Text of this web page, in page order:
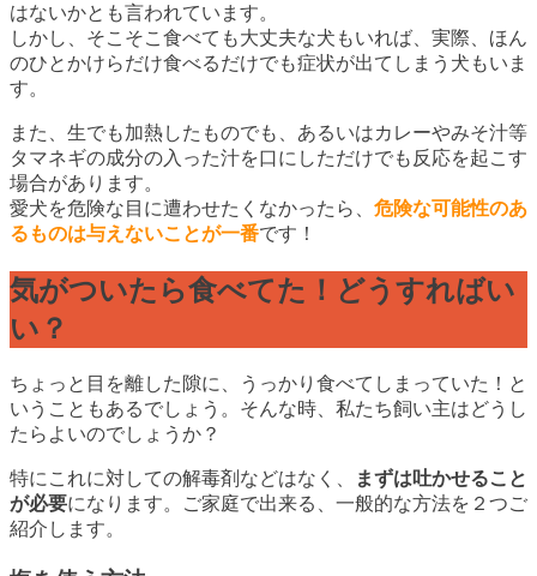
はないかとも言われています。
しかし、そこそこ食べても大丈夫な犬もいれば、実際、ほん
のひとかけらだけ食べるだけでも症状が出てしまう犬もいま
す。
また、生でも加熱したものでも、あるいはカレーやみそ汁等
タマネギの成分の入った汁を口にしただけでも反応を起こす
場合があります。
愛犬を危険な目に遭わせたくなかったら、 危険な可能性のあ
るものは与えないことが一番です！
気がついたら食べてた！どうすればい
い？
ちょっと目を離した隙に、うっかり食べてしまっていた！と
いうこともあるでしょう。そんな時、私たち飼い主はどうし
たらよいのでしょうか？
特にこれに対しての解毒剤などはなく、
まずは吐かせること
が必要になります。ご家庭で出来る、一般的な方法を２つご
紹介します。